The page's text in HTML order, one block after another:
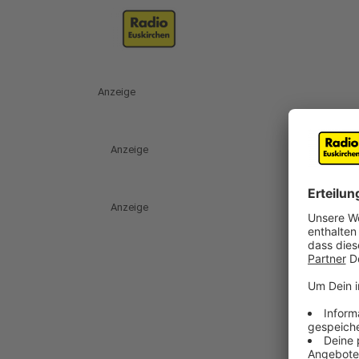
Anzeige
Anzeige
Anzeige